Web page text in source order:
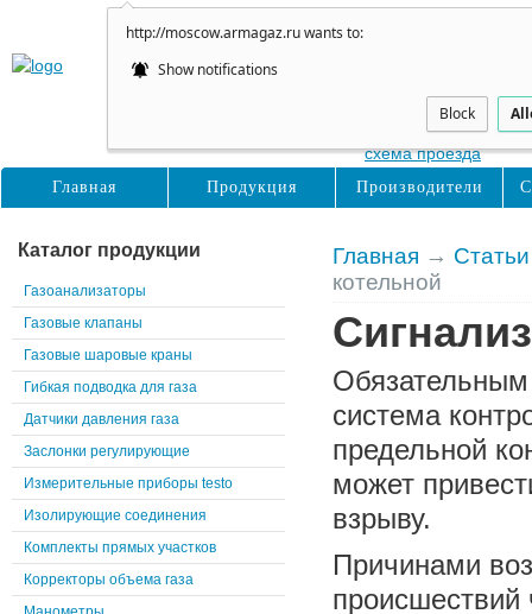
http://moscow.armagaz.ru wants to:
Show notifications
Block
Нижние Поля, д31, с2
схема проезда
Главная Продукция Производители
Главная →
котельной
Обязательным
система
предельной
может
взрыву.
Причинами
Каталог продукции
Газоанализаторы
Газовые клапаны
Газовые шаровые краны
Гибкая подводка для газа
Датчики давления газа
Заслонки регулирующие
Измерительные приборы testo
Изолирующие соединения
Комплекты прямых участков
Корректоры объема газа